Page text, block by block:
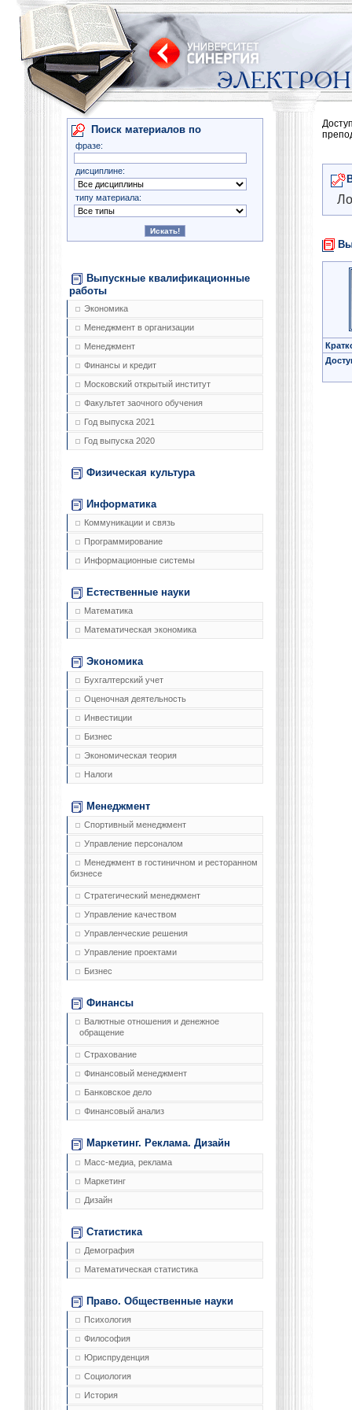
Поиск материалов по
фразе:
дисциплине:
типу материала:
Выпускные квалификационные
работы
Экономика
Менеджмент в организации
Менеджмент
Финансы и кредит
Московский открытый институт
Факультет заочного обучения
Год выпуска 2021
Год выпуска 2020
Физическая культура
Информатика
Коммуникации и связь
Программирование
Информационные системы
Естественные науки
Математика
Математическая экономика
Экономика
Бухгалтерский учет
Оценочная деятельность
Инвестиции
Бизнес
Экономическая теория
Налоги
Менеджмент
Спортивный менеджмент
Управление персоналом
Менеджмент в гостиничном и ресторанном
бизнесе
Стратегический менеджмент
Управление качеством
Управленческие решения
Управление проектами
Бизнес
Финансы
Валютные отношения и денежное
обращение
Страхование
Финансовый менеджмент
Банковское дело
Финансовый анализ
Маркетинг. Реклама. Дизайн
Масс-медиа, реклама
Маркетинг
Дизайн
Статистика
Демография
Математическая статистика
Право. Общественные науки
Психология
Философия
Юриспруденция
Социология
История